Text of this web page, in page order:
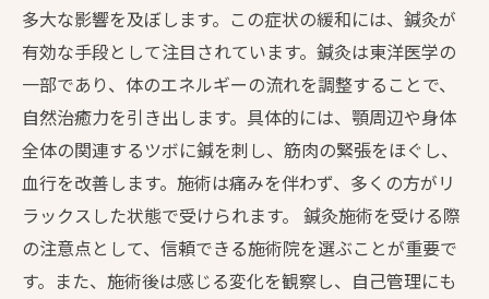
多大な影響を及ぼします。この症状の緩和には、鍼灸が
有効な手段として注目されています。鍼灸は東洋医学の
一部であり、体のエネルギーの流れを調整することで、
自然治癒力を引き出します。具体的には、顎周辺や身体
全体の関連するツボに鍼を刺し、筋肉の緊張をほぐし、
血行を改善します。施術は痛みを伴わず、多くの方がリ
ラックスした状態で受けられます。 鍼灸施術を受ける際
の注意点として、信頼できる施術院を選ぶことが重要で
す。また、施術後は感じる変化を観察し、自己管理にも